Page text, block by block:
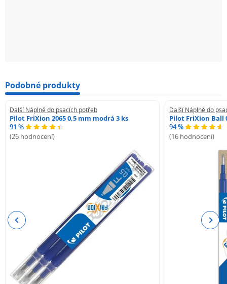
Podobné produkty
Další Náplně do psacích potřeb
Pilot FriXion 2065 0,5 mm modrá 3 ks
91 %
(26 hodnocení)
Další Náplně do
Pilot FriXion Ball
94 %
(16 hodnocení)
Previous Next